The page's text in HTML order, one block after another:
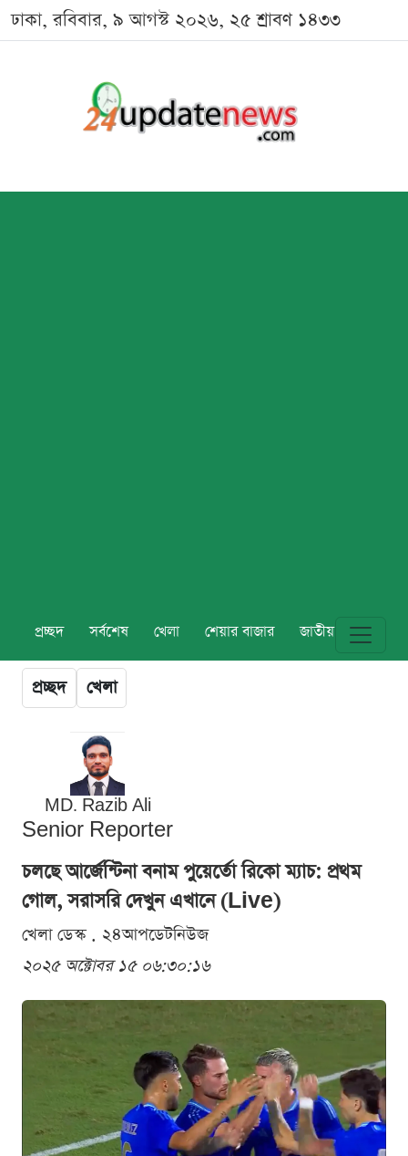
ঢাকা, রবিবার, ৯ আগস্ট ২০২৬, ২৫ শ্রাবণ ১৪৩৩
প্রচ্ছদ সর্বশেষ খেলা শেয়ার বাজার জাতীয় বিশ্ব
প্রচ্ছদ খেলা
MD. Razib Ali
Senior Reporter
চলছে আর্জেন্টিনা বনাম পুয়ের্তো রিকো ম্যাচ: প্রথম
গোল, সরাসরি দেখুন এখানে (Live)
খেলা ডেস্ক . ২৪আপডেটনিউজ
২০২৫ অক্টোবর ১৫ ০৬:৩০:১৬